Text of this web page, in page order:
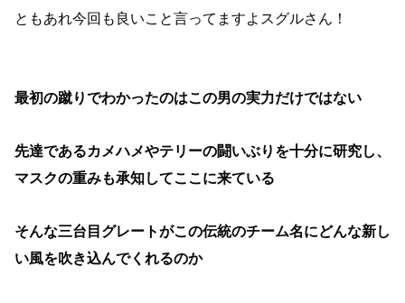
ともあれ今回も良いこと言ってますよスグルさん！
最初の蹴りでわかったのはこの男の実力だけではない
先達であるカメハメやテリーの闘いぶりを十分に研究し、
マスクの重みも承知してここに来ている
そんな三台目グレートがこの伝統のチーム名にどんな新し
い風を吹き込んでくれるのか